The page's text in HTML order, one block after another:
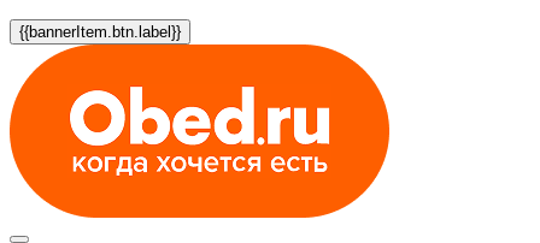
{{bannerItem.btn.label}}